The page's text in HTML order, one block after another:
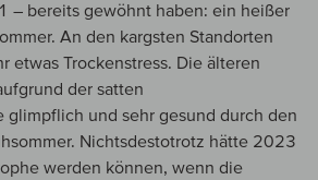
– bereits gewöhnt haben: ein heißer
An den kargsten Standorten
etwas Trockenstress. Die älteren
der satten
glimpflich und sehr gesund durch den
Nichtsdestotrotz hätte 2023
werden können, wenn die